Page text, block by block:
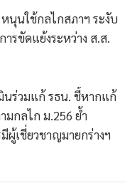
นุนใช้กลไกสภาฯ ระงับ
รขัดแย้งระหว่าง ส.ส.
นร่วมแก้ รธน. ชี้หากแก้
มกลไก ม.256 ย้ำ
ผู้เชี่ยวชาญมายกร่างฯ